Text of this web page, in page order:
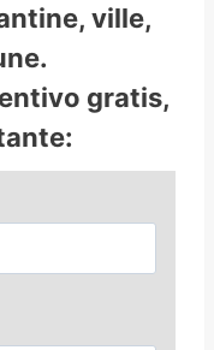
ville,
gratis,